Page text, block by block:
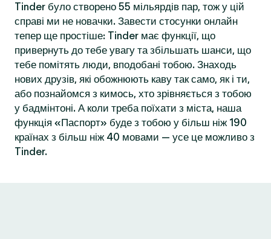
Tinder було створено 55 мільярдів пар, тож у цій
справі ми не новачки. Завести стосунки онлайн
тепер ще простіше: Tinder має функції, що
привернуть до тебе увагу та збільшать шанси, що
тебе помітять люди, вподобані тобою. Знаходь
нових друзів, які обожнюють каву так само, як і ти,
або познайомся з кимось, хто зрівняється з тобою
у бадмінтоні. А коли треба поїхати з міста, наша
функція «Паспорт» буде з тобою у більш ніж 190
країнах з більш ніж 40 мовами — усе це можливо з
Tinder.